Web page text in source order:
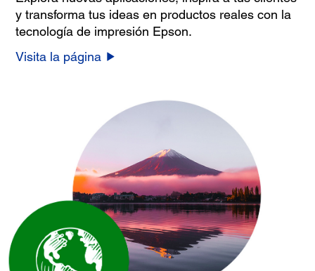
y transforma tus ideas en productos reales con la
tecnología de impresión Epson.
Visita la página